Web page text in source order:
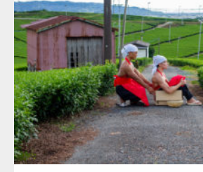
Update:2023.02.11
茶畑のマッチョ AKIHITO(細マッチョ)
てマッチョ 八女 (福岡)
ダウンロード